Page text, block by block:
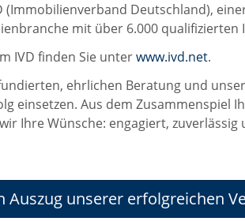
(Immobilienverband Deutschland),
mit über 6.000
IVD finden Sie unterwww.ivd.net.
ehrlichen Beratung und
einsetzen. Aus dem Zusammenspiel
Ihre Wünsche: engagiert,
Auszug unserer erfolgreichen